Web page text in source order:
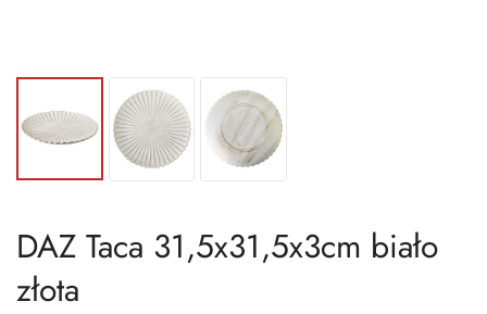
DAZ Taca 31,5x31,5x3cm biało
złota